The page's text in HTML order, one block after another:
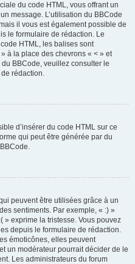
du code HTML, vous offrant un
message. L’utilisation du BBCode
il vous est également possible de
le formulaire de rédaction. Le
HTML, les balises sont
à la place des chevrons « < » et
BBCode, veuillez consulter le
rédaction.
d’insérer du code HTML sur ce
qui peut être générée par du
peuvent être utilisées grâce à un
sentiments. Par exemple, « :) »
» exprime la tristesse. Vous pouvez
depuis le formulaire de rédaction.
émoticônes, elles peuvent
un modérateur pourrait décider de le
Les administrateurs du forum